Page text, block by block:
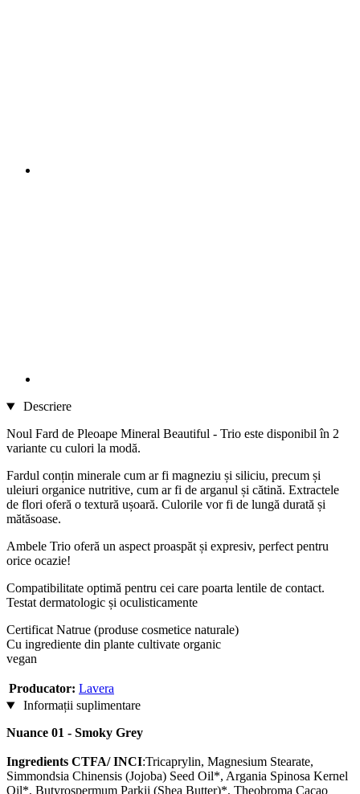
Descriere
Noul Fard de Pleoape Mineral Beautiful - Trio este disponibil în 2
variante cu culori la modă.
Fardul conțin minerale cum ar fi magneziu și siliciu, precum și
uleiuri organice nutritive, cum ar fi de arganul și cătină. Extractele
de flori oferă o textură ușoară. Culorile vor fi de lungă durată și
mătăsoase.
Ambele Trio oferă un aspect proaspăt și expresiv, perfect pentru
orice ocazie!
Compatibilitate optimă pentru cei care poarta lentile de contact.
Testat dermatologic și oculisticamente
Certificat Natrue (produse cosmetice naturale)
Cu ingrediente din plante cultivate organic
vegan
Producator: Lavera
Informații suplimentare
Nuance 01 - Smoky Grey
Ingredients CTFA/ INCI:Tricaprylin, Magnesium Stearate,
Simmondsia Chinensis (Jojoba) Seed Oil*, Argania Spinosa Kernel
Oil*, Butyrospermum Parkii (Shea Butter)*, Theobroma Cacao